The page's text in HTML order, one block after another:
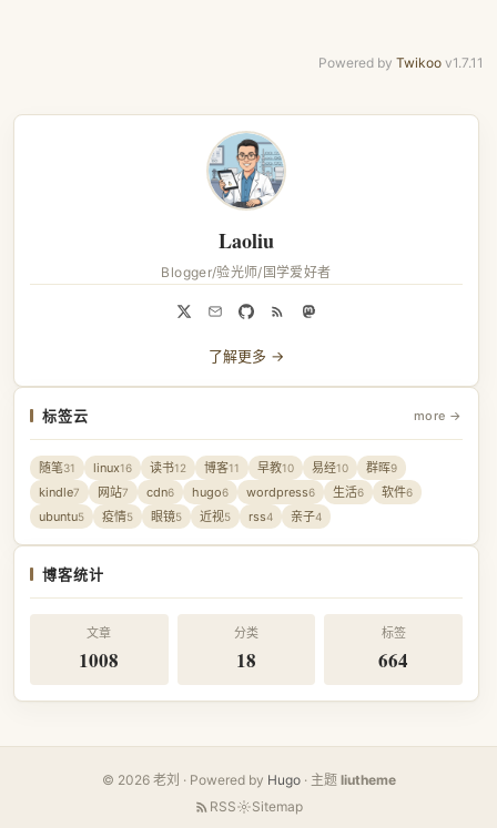
Powered by Twikoo v1.7.11
Laoliu
Blogger/验光师/国学爱好者
了解更多 →
标签云 more →
随笔31 linux16 读书12 博客11 早教10 易经10 群晖9
kindle7 网站7 cdn6 hugo6 wordpress6 生活6 软件6
ubuntu5 疫情5 眼镜5 近视5 rss4 亲子4
博客统计
文章
1008
分类
18
标签
664
© 2026 老刘 · Powered by Hugo· 主题 liutheme
RSS
Sitemap